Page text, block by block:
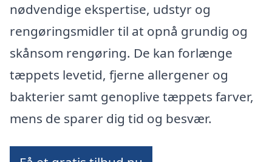
nødvendige ekspertise, udstyr og
rengøringsmidler til at opnå grundig og
skånsom rengøring. De kan forlænge
tæppets levetid, fjerne allergener og
bakterier samt genoplive tæppets farver,
mens de sparer dig tid og besvær.